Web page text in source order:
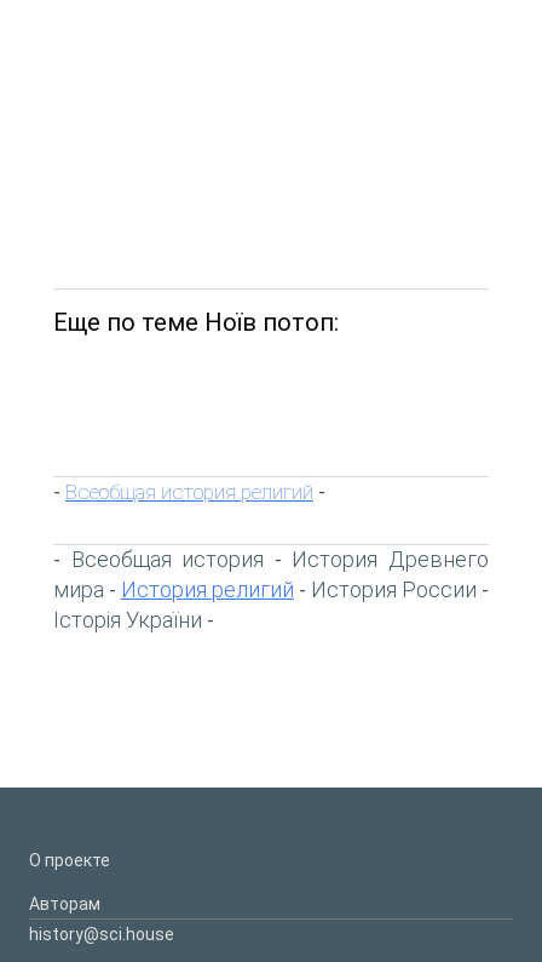
Еще по теме Ноїв потоп:
- Всеобщая история религий -
- Всеобщая история - История Древнего
мира - История религий - История России -
Історія України -
О проекте
Авторам
history@sci.house